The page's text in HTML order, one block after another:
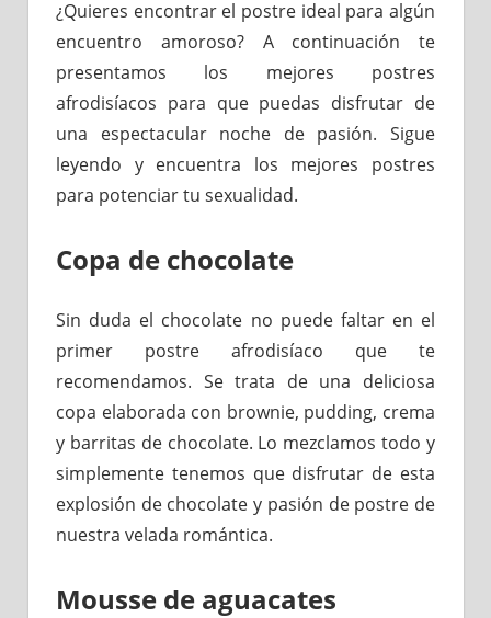
¿Quieres encontrar el postre ideal para algún
encuentro amoroso? A continuación te
presentamos los mejores postres
afrodisíacos para que puedas disfrutar de
una espectacular noche de pasión. Sigue
leyendo y encuentra los mejores postres
para potenciar tu sexualidad.
Copa de chocolate
Sin duda el chocolate no puede faltar en el
primer postre afrodisíaco que te
recomendamos. Se trata de una deliciosa
copa elaborada con brownie, pudding, crema
y barritas de chocolate. Lo mezclamos todo y
simplemente tenemos que disfrutar de esta
explosión de chocolate y pasión de postre de
nuestra velada romántica.
Mousse de aguacates